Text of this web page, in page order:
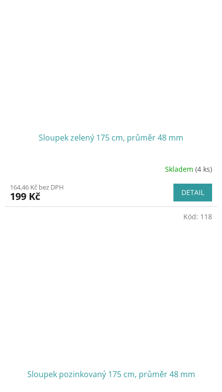
Sloupek zelený 175 cm, průměr 48 mm
Skladem (4 ks)
164,46 Kč bez DPH
199 Kč DETAIL
Sloupek pozinkovaný 175 cm, průměr 48 mm
Kód: 118